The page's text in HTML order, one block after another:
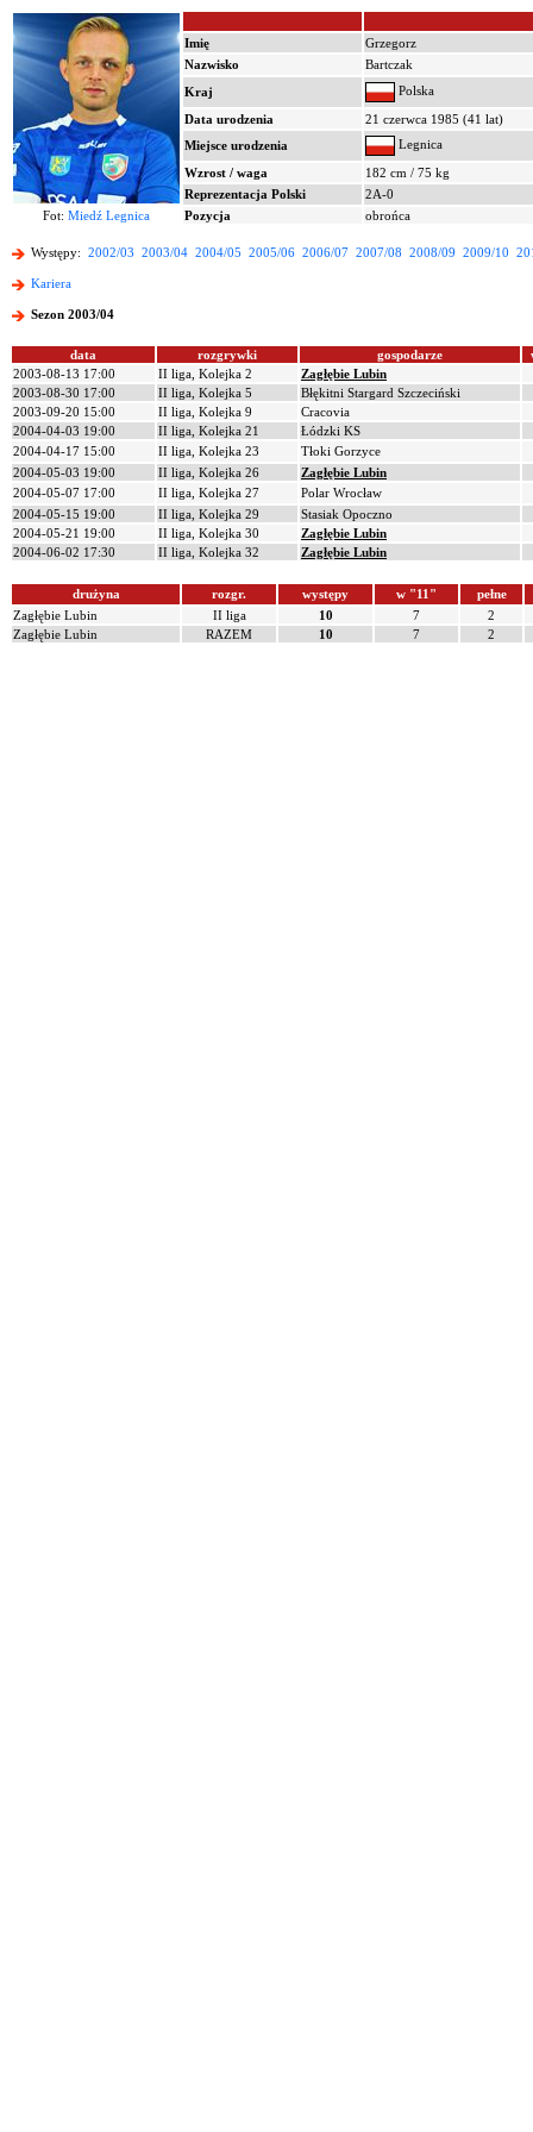
Imię
Grzegorz
Nazwisko
Bartczak
Kraj
Polska
Data urodzenia
21 czerwca 1985 (41 lat)
Miejsce urodzenia
Legnica
Wzrost / waga
182 cm / 75 kg
Reprezentacja Polski
2A-0
Fot: Miedź Legnica Pozycja obrońca
Występy: 2002/03 2003/04 2004/05 2005/06 2006/07 2007/08 2008/09 2009/10
Kariera
Sezon 2003/04
data rozgrywki gospodarze
2003-08-13 17:00
II liga, Kolejka 2
Zagłębie Lubin
2003-08-30 17:00
II liga, Kolejka 5
Błękitni Stargard Szczeciński
2003-09-20 15:00
II liga, Kolejka 9
Cracovia
2004-04-03 19:00
II liga, Kolejka 21
Łódzki KS
2004-04-17 15:00
II liga, Kolejka 23
Tłoki Gorzyce
2004-05-03 19:00
II liga, Kolejka 26
Zagłębie Lubin
2004-05-07 17:00
II liga, Kolejka 27
Polar Wrocław
2004-05-15 19:00
II liga, Kolejka 29
Stasiak Opoczno
2004-05-21 19:00
II liga, Kolejka 30
Zagłębie Lubin
2004-06-02 17:30
II liga, Kolejka 32 Zagłębie Lubin
drużyna rozgr. występy w "11"
pełne
Zagłębie Lubin
II liga 10 7
2
Zagłębie Lubin
RAZEM 10 7 2